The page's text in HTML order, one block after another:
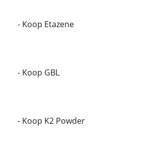
- Koop Etazene
- Koop GBL
- Koop K2 Powder